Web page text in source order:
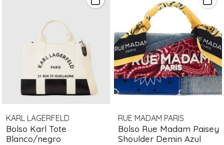
KARL LAGERFELD
Bolso Karl Tote
Blanco/negro
RUE MADAM PARIS
Bolso Rue Madam Paisey
Shoulder Demin Azul